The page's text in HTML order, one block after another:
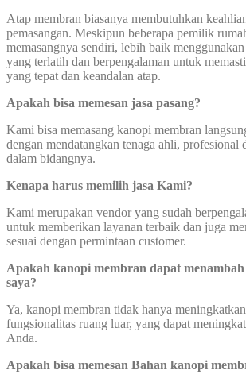
Atap membran biasanya membutuhkan
pemasangan. Meskipun beberapa pemilik
memasangnya sendiri, lebih baik
yang terlatih dan berpengalaman untuk
yang tepat dan keandalan atap.
Apakah bisa memesan jasa pasang?
Kami bisa memasang kanopi membran
dengan mendatangkan tenaga ahli, profesional
dalam bidangnya.
Kenapa harus memilih jasa Kami?
Kami merupakan vendor yang sudah
untuk memberikan layanan terbaik dan juga
sesuai dengan permintaan customer.
Apakah kanopi membran dapat
saya?
Ya, kanopi membran tidak hanya
fungsionalitas ruang luar, yang dapat
Anda.
Apakah bisa memesan Bahan kanopi